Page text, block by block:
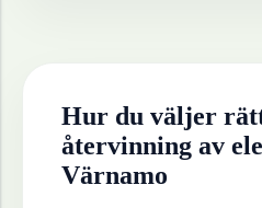
Hur du väljer
återvinning av
Värnamo